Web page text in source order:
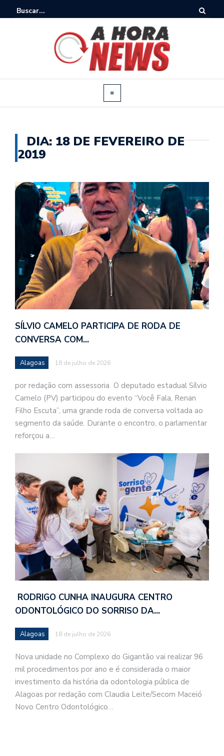
DIA: 18 DE FEVEREIRO DE
2019
SÍLVIO CAMELO PARTICIPA DE RODA DE
CONVERSA COM…
Alagoas 18 de julho de 2026
por redação com assessoria O deputado estadual Sílvio
Camelo (PV) participou do evento “Você Fala, Renan
Filho Escuta”, uma grande roda de conversa voltada ao
segmento da saúde. Durante o encontro, o parlamentar
reforçou a…
RODRIGO CUNHA INAUGURA CENTRO
ODONTOLÓGICO DO SORRISO DA…
Alagoas 18 de julho de 2026
Nova unidade no Complexo do Gigantão vai realizar 96
mil procedimentos por ano e é considerada o maior
investimento da história da odontologia pública de
Alagoas por redação com Claudia Leite/Secom Maceió
Novo Centro Odontológico…